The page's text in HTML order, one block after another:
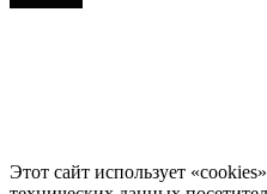
Этот сайт использует